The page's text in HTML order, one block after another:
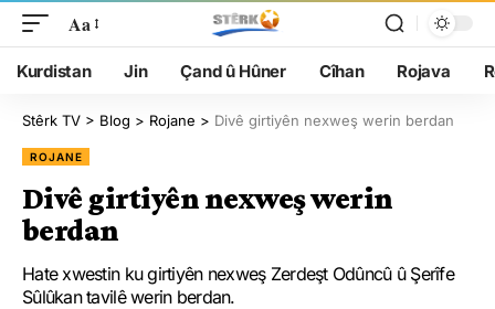
Aa
Kurdistan Jin Çand û Hûner Cîhan Rojava
Stêrk TV > Blog > Rojane > Divê girtiyên nexweş werin berdan
ROJANE
Divê girtiyên nexweş werin
berdan
Hate xwestin ku girtiyên nexweş Zerdeşt Odûncû û Şerîfe
Sûlûkan tavilê werin berdan.